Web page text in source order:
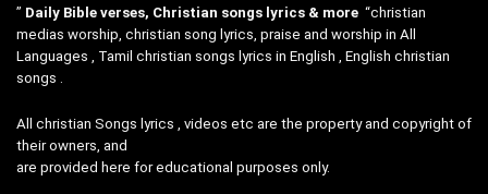
” Daily Bible verses, Christian songs lyrics & more “christian
medias worship, christian song lyrics, praise and worship in All
Languages , Tamil christian songs lyrics in English , English christian
songs .
All christian Songs lyrics , videos etc are the property and copyright of
their owners, and
are provided here for educational purposes only.